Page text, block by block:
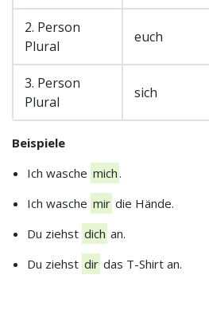
2. Person
Plural
euch
3. Person
Plural
sich
Beispiele
Ich wasche mich .
Ich wasche mir die Hände.
Du ziehst dich an.
Du ziehst dir das T-Shirt an.